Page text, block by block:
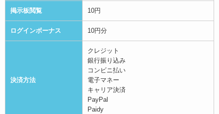
掲示板閲覧 10円
ログインボーナス 10円分
決済方法
クレジット
銀行振り込み
コンビニ払い
電子マネー
キャリア決済
PayPal
Paidy